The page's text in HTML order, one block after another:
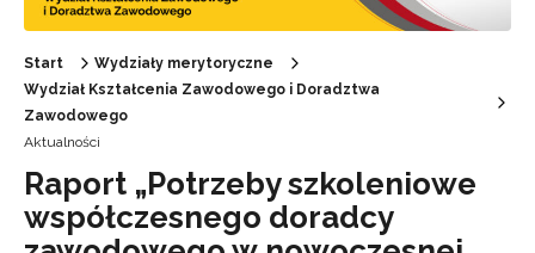
Start
Wydziały merytoryczne
Wydział Kształcenia Zawodowego i Doradztwa
Zawodowego
Aktualności
Raport „Potrzeby szkoleniowe
współczesnego doradcy